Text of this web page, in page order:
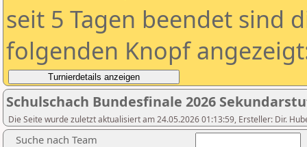
seit 5 Tagen beendet sind
folgenden Knopf
Schulschach Bundesfinale 2026
Die Seite wurde zuletzt aktualisiert am 24.05.2026 01:13:59, Ersteller: Dir.
Suche nach Team